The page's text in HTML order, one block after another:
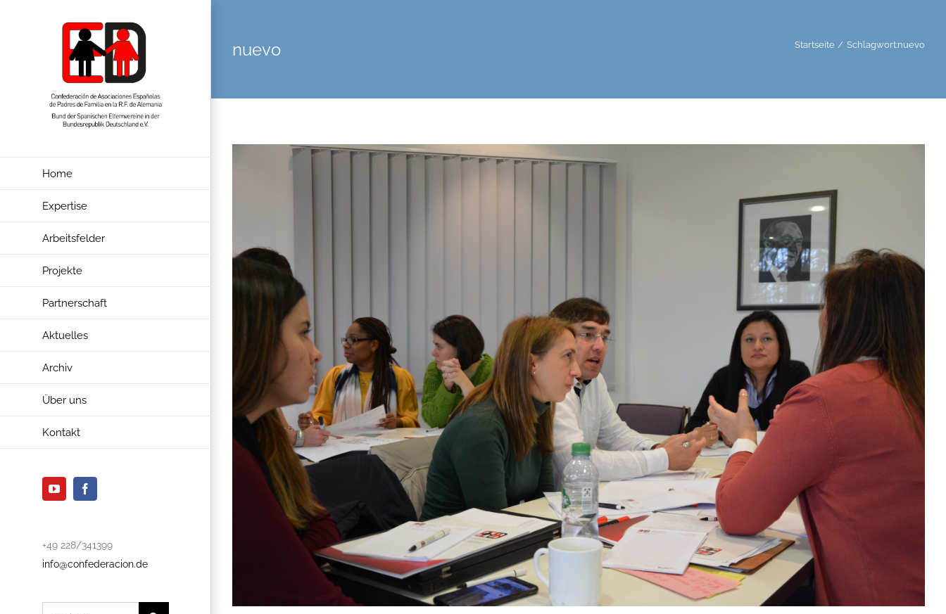
Home
Expertise
Arbeitsfelder
Projekte
Partnerschaft
Aktuelles
Archiv
Über uns
Kontakt
YouTubeFacebook
+49 228/341399
info@confederacion.de
nuevo Startseite Schlagwort:nuevo